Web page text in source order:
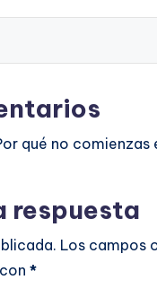
qué no comienzas
respuesta
Los campos
con*